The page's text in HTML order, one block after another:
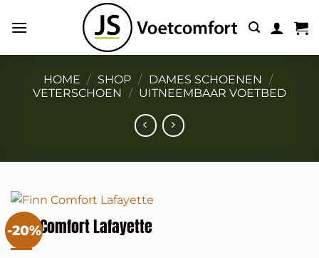
naar
HOME / SHOP / DAMES SCHOENEN /
VETERSCHOEN / UITNEEMBAAR VOETBED
-20%
Finn Comfort Lafayette